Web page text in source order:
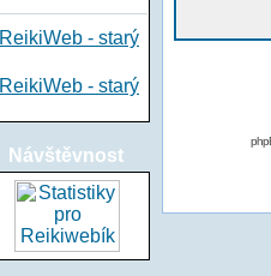
ReikiWeb - starý
ReikiWeb - starý
Návštěvnost